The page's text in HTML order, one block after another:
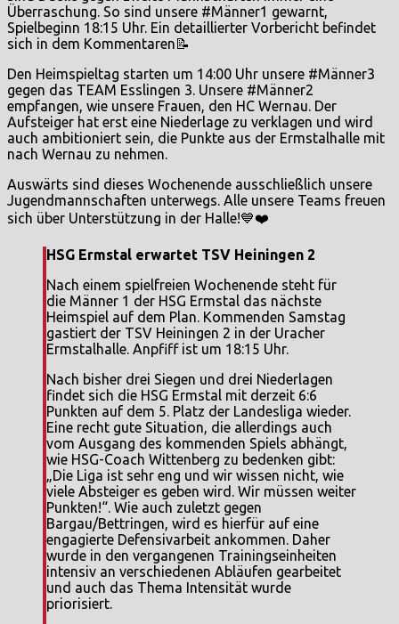
Überraschung. So sind unsere #Männer1 gewarnt,
Spielbeginn 18:15 Uhr. Ein detaillierter Vorbericht befindet
sich in dem Kommentaren📝
Den Heimspieltag starten um 14:00 Uhr unsere #Männer3
gegen das TEAM Esslingen 3. Unsere #Männer2
empfangen, wie unsere Frauen, den HC Wernau. Der
Aufsteiger hat erst eine Niederlage zu verklagen und wird
auch ambitioniert sein, die Punkte aus der Ermstalhalle mit
nach Wernau zu nehmen.
Auswärts sind dieses Wochenende ausschließlich unsere
Jugendmannschaften unterwegs. Alle unsere Teams freuen
sich über Unterstützung in der Halle!💙❤️
HSG Ermstal erwartet TSV Heiningen 2
Nach einem spielfreien Wochenende steht für
die Männer 1 der HSG Ermstal das nächste
Heimspiel auf dem Plan. Kommenden Samstag
gastiert der TSV Heiningen 2 in der Uracher
Ermstalhalle. Anpfiff ist um 18:15 Uhr.
Nach bisher drei Siegen und drei Niederlagen
findet sich die HSG Ermstal mit derzeit 6:6
Punkten auf dem 5. Platz der Landesliga wieder.
Eine recht gute Situation, die allerdings auch
vom Ausgang des kommenden Spiels abhängt,
wie HSG-Coach Wittenberg zu bedenken gibt:
„Die Liga ist sehr eng und wir wissen nicht, wie
viele Absteiger es geben wird. Wir müssen weiter
Punkten!“. Wie auch zuletzt gegen
Bargau/Bettringen, wird es hierfür auf eine
engagierte Defensivarbeit ankommen. Daher
wurde in den vergangenen Trainingseinheiten
intensiv an verschiedenen Abläufen gearbeitet
und auch das Thema Intensität wurde
priorisiert.